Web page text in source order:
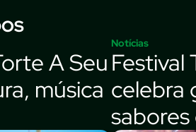
A Seu
música
Notícias
Festival
celebra